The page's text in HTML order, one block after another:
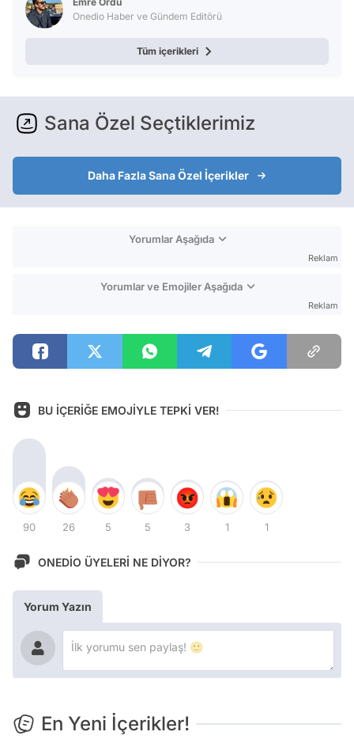
Onedio Haber ve Gündem Editörü
Tüm içerikleri
Sana Özel Seçtiklerimiz
Daha Fazla Sana Özel İçerikler
Yorumlar Aşağıda
Reklam
Yorumlar ve Emojiler Aşağıda
Reklam
BU İÇERİĞE EMOJİYLE TEPKİ VER!
90 26 5 5 3 1 1
ONEDİO ÜYELERİ NE DİYOR?
Yorum Yazın
En Yeni İçerikler!